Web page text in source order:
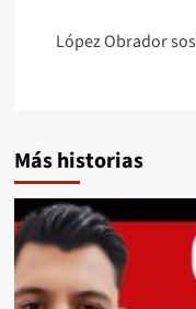
López Obrador
Más historias